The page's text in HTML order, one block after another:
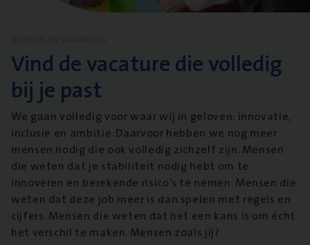
Vind de vacature die volledig
bij je past
We gaan volledig voor waar wij in geloven: innovatie,
inclusie en ambitie. Daarvoor hebben we nog meer
mensen nodig die ook volledig zichzelf zijn. Mensen
die weten dat je stabiliteit nodig hebt om te
innoveren en berekende risico’s te nemen. Mensen die
weten dat deze job meer is dan spelen met regels en
cijfers. Mensen die weten dat het een kans is om écht
het verschil te maken. Mensen zoals jij?